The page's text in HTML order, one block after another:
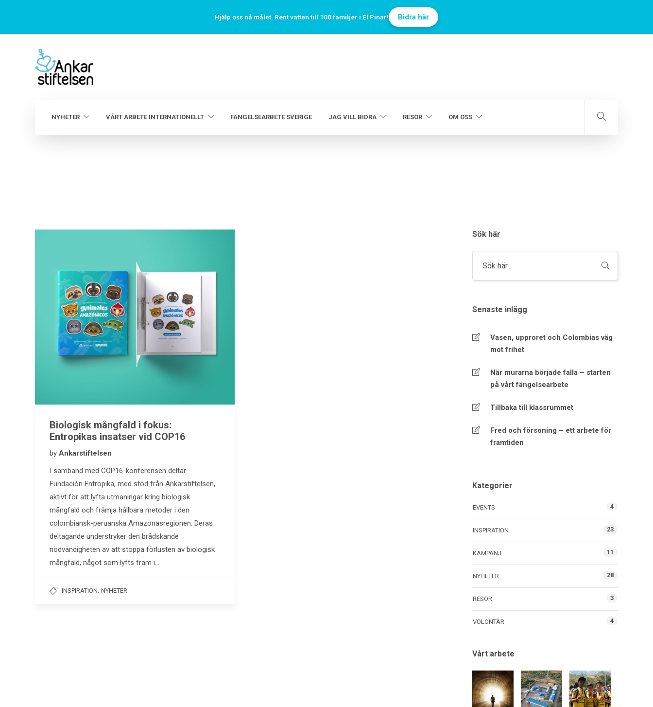
Hjälp oss nå målet. Rent vatten till 100 familjer i El Pinar! Bidra här
NYHETER VÅRT ARBETE INTERNATIONELLT FÄNGELSEARBETE SVERIGE JAG VILL BIDRA RESOR OM OSS
Biologisk mångfald i fokus:
Entropikas insatser vid COP16
by Ankarstiftelsen
I samband med COP16-konferensen deltar
Fundación Entropika, med stöd från Ankarstiftelsen,
aktivt för att lyfta utmaningar kring biologisk
mångfald och främja hållbara metoder i den
colombiansk-peruanska Amazonasregionen. Deras
deltagande understryker den brådskande
nödvändigheten av att stoppa förlusten av biologisk
mångfald, något som lyfts fram i…
INSPIRATION, NYHETER
Sök här
Senaste inlägg
Vasen, upproret och Colombias väg
mot frihet
När murarna började falla – starten
på vårt fängelsearbete
Tillbaka till klassrummet
Fred och försoning – ett arbete för
framtiden
Kategorier
EVENTS 4
INSPIRATION 23
KAMPANJ 11
NYHETER 28
RESOR 3
VOLONTÄR 4
Vårt arbete